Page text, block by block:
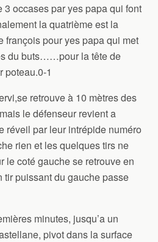
occases par yes papa qui font
la quatrième est la
françois pour yes papa qui met
du buts……pour la tête de
poteau.0-1
retrouve à 10 mètres des
le défenseur revient a
réveil par leur intrépide numéro
rien et les quelques tirs ne
le coté gauche se retrouve en
puissant du gauche passe
minutes, jusqu’a un
pivot dans la surface